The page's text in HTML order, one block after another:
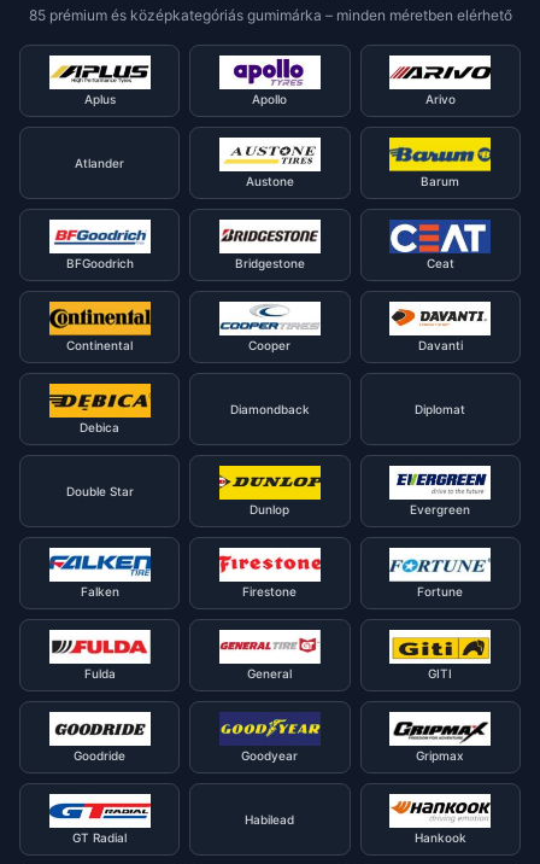
85 prémium és középkategóriás gumimárka – minden méretben elérhető
Aplus Apollo Arivo
Atlander
Austone
Barum
BFGoodrich Bridgestone Ceat
Continental Cooper Davanti
Debica
Diamondback Diplomat
Double Star
Dunlop
Evergreen
Falken Firestone Fortune
Fulda General GITI
Goodride Goodyear Gripmax
GT Radial
Habilead
Hankook